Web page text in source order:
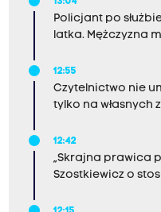
Policjant po
latka. Mężczyzna
12:55
Czytelnictwo nie
tylko na własnych
12:42
„Skrajna prawica
Szostkiewicz o